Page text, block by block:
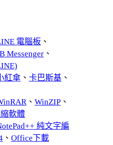
電腦板 、
Messenger 、
紅傘 、 卡巴斯基 、
、 WinZIP 、
軟體
純文字編
、 Office下載